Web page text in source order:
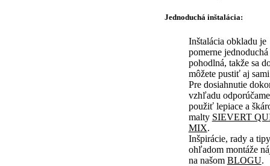
Jednoduchá inštalácia:
Inštalácia obkladu je
pomerne jednoduchá
pohodlná, takže sa
môžete pustiť aj
Pre dosiahnutie
vzhľadu odporúčame
použiť lepiace a
malty SIEVERT
MIX.
Inšpirácie, rady a tipy
ohľadom montáže
na našom BLOGU.